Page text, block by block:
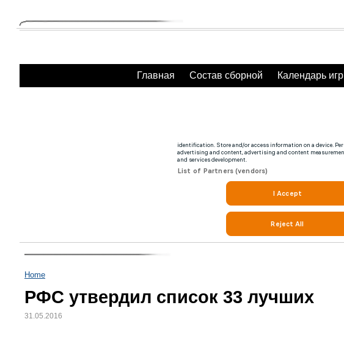
Главная Состав сборной Календарь игр
Home
РФС утвердил список 33 лучших
31.05.2016